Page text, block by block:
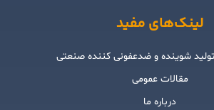
لینک‌های مفید
شوینده و ضدعفونی کننده صنعتی
مقالات عمومی
درباره ما